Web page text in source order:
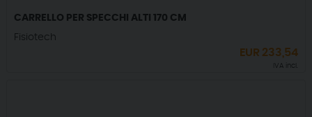
CARRELLO PER SPECCHI ALTI 170 CM
Fisiotech
EUR 233,54
IVA incl.